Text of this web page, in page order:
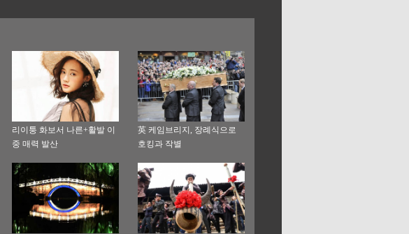
리이퉁 화보서 나른+활발 이
중 매력 발산
英 케임브리지, 장례식으로
호킹과 작별